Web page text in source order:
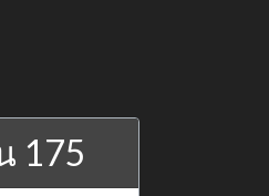
175